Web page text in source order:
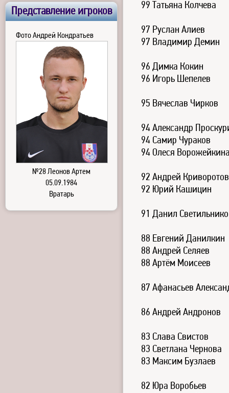
99 Татьяна Колчева
97 Руслан Алиев
97 Владимир Демин
96 Димка Кокин
96 Игорь Шепелев
95 Вячеслав Чирков
94 Александр
94 Самир Чураков
94 Олеся
92 Андрей Криворотов
92 Юрий Кашицин
91 Данил
88 Евгений Данилкин
88 Андрей Селяев
88 Артём Моисеев
87 Афанасьев
86 Андрей Андронов
83 Слава Свистов
83 Светлана Чернова
83 Максим Бузлаев
82 Юра Воробьев
Представление игроков
Фото Андрей Кондратьев
№28 Леонов Артем
05.09.1984
Вратарь